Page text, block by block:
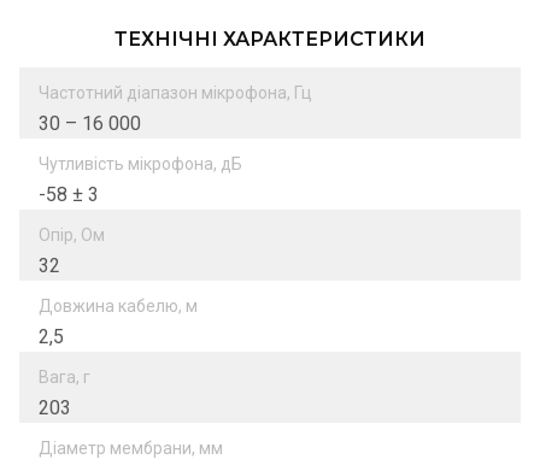
ТЕХНІЧНІ ХАРАКТЕРИСТИКИ
Частотний діапазон мікрофона, Гц
30 – 16 000
Чутливість мікрофона, дБ
-58 ± 3
Опір, Ом
32
Довжина кабелю, м
2,5
Вага, г
203
Діаметр мембрани, мм